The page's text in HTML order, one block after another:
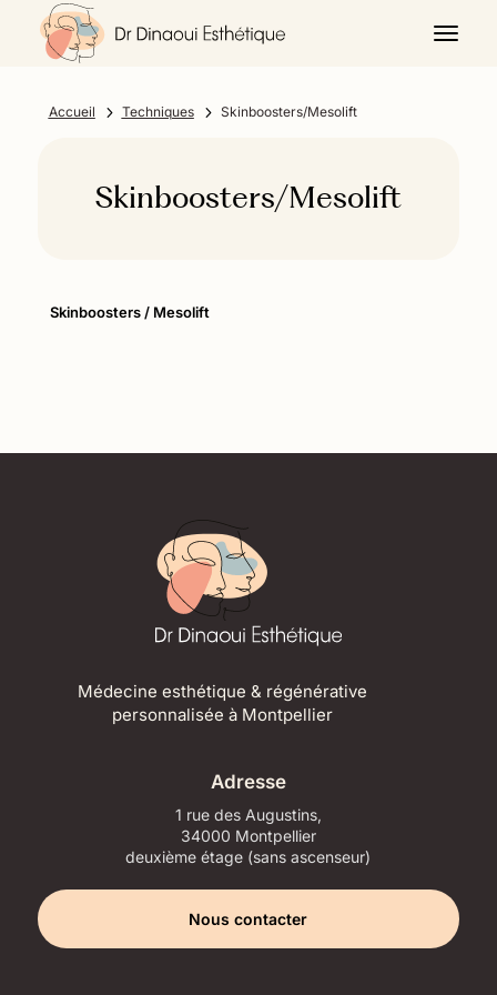
Accueil 5 Techniques 5 Skinboosters/Mesolift
Skinboosters/Mesolift
Skinboosters / Mesolift
Médecine esthétique & régénérative
personnalisée à Montpellier
Adresse
1 rue des Augustins,
34000 Montpellier
deuxième étage (sans ascenseur)
Nous contacter